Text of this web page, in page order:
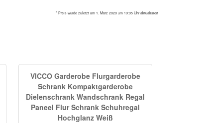
* Preis wurde zuletzt am 1. März 2020 um 19:05 Uhr aktualisiert
VICCO Garderobe Flurgarderobe
Schrank Kompaktgarderobe
Dielenschrank Wandschrank Regal
Paneel Flur Schrank Schuhregal
Hochglanz Weiß